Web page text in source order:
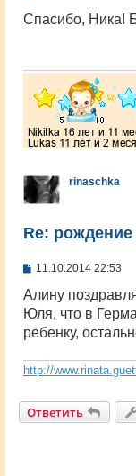
о
н
е
Спасибо, Ника!
rinaschka
Re:
С
о
щ
е
е
11.10.2014 22:53
Алину
Юля, что в
ребенку,
http://
Ответить